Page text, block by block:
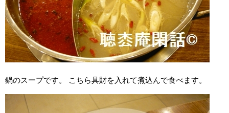
鍋のスープです。 こちら具財を入れて煮込んで食べます。